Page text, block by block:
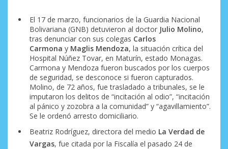
El 17 de marzo, funcionarios de la Guardia Nacional
Bolivariana (GNB) detuvieron al doctor Julio Molino,
tras denunciar con sus colegas Carlos
Carmona y Maglis Mendoza, la situación crítica del
Hospital Núñez Tovar, en Maturín, estado Monagas.
Carmona y Mendoza fueron buscados por los cuerpos
de seguridad, se desconoce si fueron capturados.
Molino, de 72 años, fue trasladado a tribunales, se le
imputaron los delitos de “incitación al odio”, “incitación
al pánico y zozobra a la comunidad” y “agavillamiento”.
Se le ordenó arresto domiciliario.
Beatriz Rodríguez, directora del medio La Verdad de
Vargas, fue citada por la Fiscalía el pasado 24 de